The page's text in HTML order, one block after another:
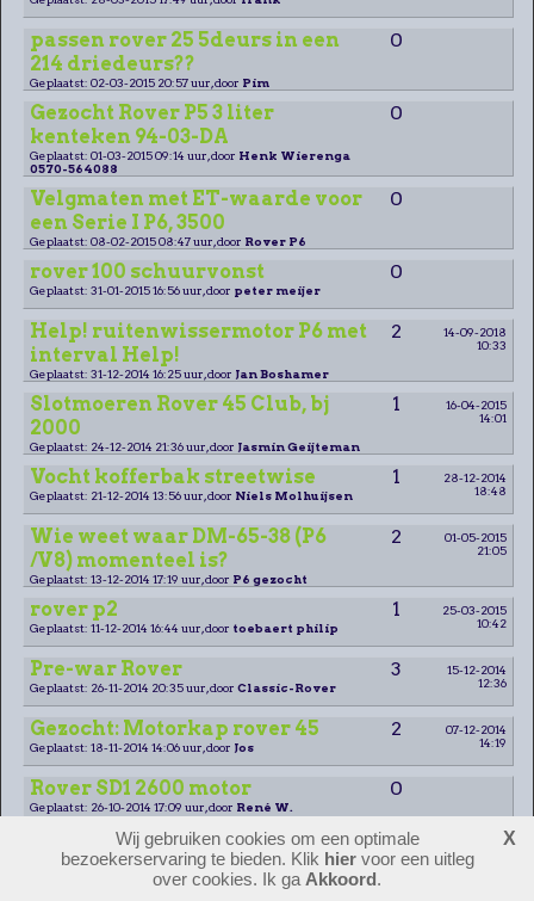
passen rover 25 5deurs in een
214 driedeurs??
0
Geplaatst: 02-03-2015 20:57 uur, door Pim
Gezocht Rover P5 3 liter
kenteken 94-03-DA
0
Geplaatst: 01-03-2015 09:14 uur, door Henk Wierenga
0570-564088
Velgmaten met ET-waarde voor
een Serie I P6, 3500
0
Geplaatst: 08-02-2015 08:47 uur, door Rover P6
rover 100 schuurvonst 0
Geplaatst: 31-01-2015 16:56 uur, door peter meijer
Help! ruitenwissermotor P6 met
interval Help!
2
14-09-2018
10:33
Geplaatst: 31-12-2014 16:25 uur, door Jan Boshamer
Slotmoeren Rover 45 Club, bj
2000
1
16-04-2015
14:01
Geplaatst: 24-12-2014 21:36 uur, door Jasmin Geijteman
Vocht kofferbak streetwise 1
28-12-2014
18:48
Geplaatst: 21-12-2014 13:56 uur, door Niels Molhuijsen
Wie weet waar DM-65-38 (P6
/V8) momenteel is?
2
01-05-2015
21:05
Geplaatst: 13-12-2014 17:19 uur, door P6 gezocht
rover p2 1
25-03-2015
10:42
Geplaatst: 11-12-2014 16:44 uur, door toebaert philip
Pre-war Rover 3
15-12-2014
12:36
Geplaatst: 26-11-2014 20:35 uur, door Classic-Rover
Gezocht: Motorkap rover 45 2
07-12-2014
14:19
Geplaatst: 18-11-2014 14:06 uur, door Jos
Rover SD1 2600 motor 0
Geplaatst: 26-10-2014 17:09 uur, door René W.
Betrouwbaarheid SD1 vitesse
motor
1
26-10-2014
Geplaatst: 25-10-2014 20:31 uur, doorEise
Wij gebruiken cookies om een optimale
bezoekerservaring te bieden. Klik hiervoor een uitleg
over cookies. Ik ga Akkoord.
X